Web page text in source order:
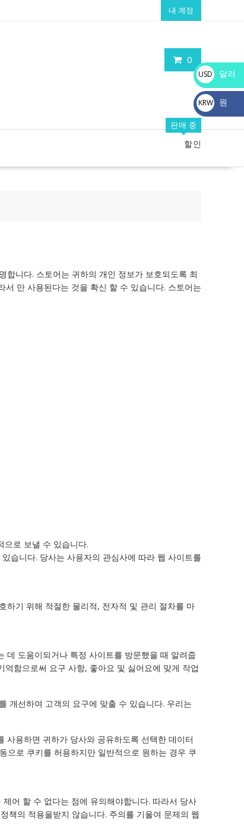
내 계정
0
판매 중
할인
합니다. 스토어는 귀하의 개인 정보가 보호되도록 최
만 사용된다는 것을 확신 할 수 있습니다. 스토어는
로 보낼 수 있습니다.
습니다. 당사는 사용자의 관심사에 따라 웹 사이트를
하기 위해 적절한 물리적, 전자적 및 관리 절차를 마
데 도움이되거나 특정 사이트를 방문했을 때 알려줍
함으로써 요구 사항, 좋아요 및 싫어요에 맞게 작업
개선하여 고객의 요구에 맞출 수 있습니다. 우리는
사용하면 귀하가 당사와 공유하도록 선택한 데이터
으로 쿠키를 허용하지만 일반적으로 원하는 경우 쿠
어 할 수 없다는 점에 유의해야합니다. 따라서 당사
책의 적용을받지 않습니다. 주의를 기울여 문제의 웹
USD
$
달러
KRW
₩
원